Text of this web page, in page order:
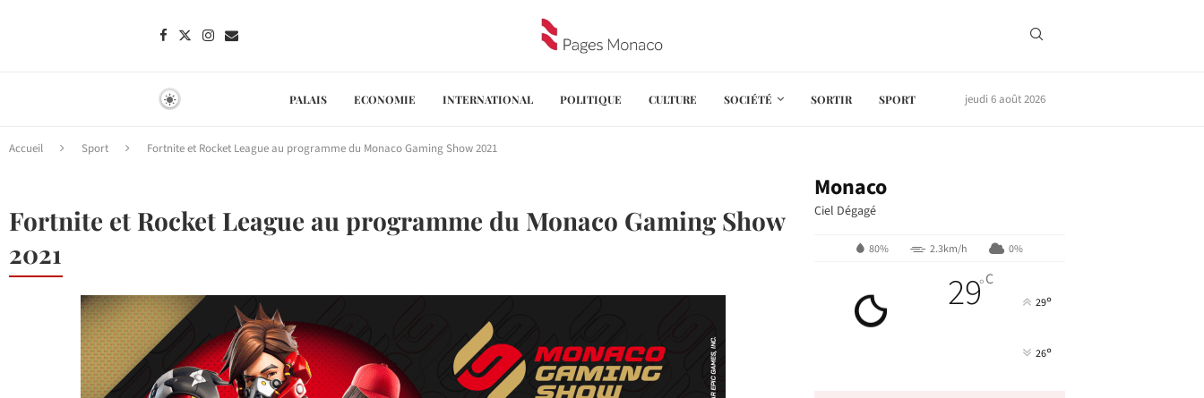
PALAIS ECONOMIE INTERNATIONAL POLITIQUE CULTURE SOCIÉTÉ SORTIR SPORT jeudi 6 août 2026
Accueil Sport Fortnite et Rocket League au programme du Monaco Gaming Show 2021
Fortnite et Rocket League au programme du Monaco Gaming Show
2021
Monaco
Ciel Dégagé
80% 2.3km/h 0%
29°C
29°
26°